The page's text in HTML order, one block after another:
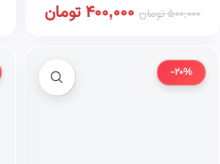
500,000تومان 400,000تومان
-20%